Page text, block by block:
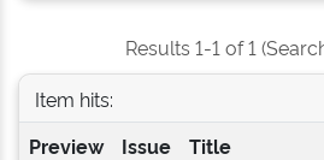
Results 1-1 of 1
Item hits:
Preview
Issue
Title